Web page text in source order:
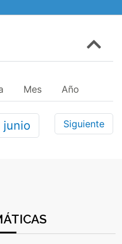
Mes Año
junio Siguiente